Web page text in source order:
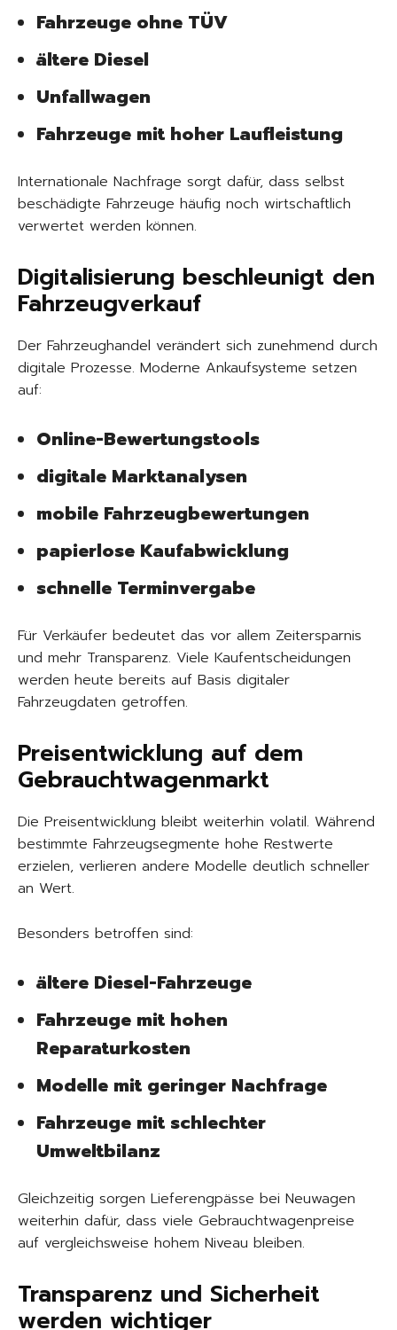
Fahrzeuge ohne TÜV
ältere Diesel
Unfallwagen
Fahrzeuge mit hoher Laufleistung
Internationale Nachfrage sorgt dafür, dass selbst
beschädigte Fahrzeuge häufig noch wirtschaftlich
verwertet werden können.
Digitalisierung beschleunigt den
Fahrzeugverkauf
Der Fahrzeughandel verändert sich zunehmend durch
digitale Prozesse. Moderne Ankaufsysteme setzen
auf:
Online-Bewertungstools
digitale Marktanalysen
mobile Fahrzeugbewertungen
papierlose Kaufabwicklung
schnelle Terminvergabe
Für Verkäufer bedeutet das vor allem Zeitersparnis
und mehr Transparenz. Viele Kaufentscheidungen
werden heute bereits auf Basis digitaler
Fahrzeugdaten getroffen.
Preisentwicklung auf dem
Gebrauchtwagenmarkt
Die Preisentwicklung bleibt weiterhin volatil. Während
bestimmte Fahrzeugsegmente hohe Restwerte
erzielen, verlieren andere Modelle deutlich schneller
an Wert.
Besonders betroffen sind:
ältere Diesel-Fahrzeuge
Fahrzeuge mit hohen
Reparaturkosten
Modelle mit geringer Nachfrage
Fahrzeuge mit schlechter
Umweltbilanz
Gleichzeitig sorgen Lieferengpässe bei Neuwagen
weiterhin dafür, dass viele Gebrauchtwagenpreise
auf vergleichsweise hohem Niveau bleiben.
Transparenz und Sicherheit
werden wichtiger